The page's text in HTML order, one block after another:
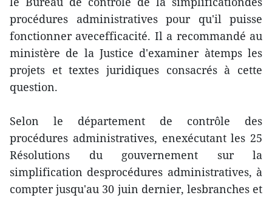
procédures administratives pour qu'il puisse
fonctionner avecefficacité. Il a recommandé au
ministère de la Justice d'examiner àtemps les
projets et textes juridiques consacrés à cette
question.
Selon le département de contrôle des
procédures administratives, enexécutant les 25
Résolutions du gouvernement sur la
simplification desprocédures administratives, à
compter jusqu'au 30 juin dernier, lesbranches et